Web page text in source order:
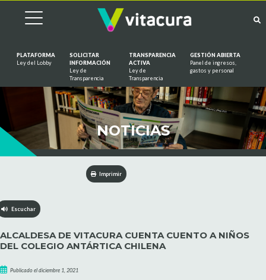
PLATAFORMA
Ley del Lobby
SOLICITAR
INFORMACIÓN
Ley de
Transparencia
TRANSPARENCIA
ACTIVA
Ley de
Transparencia
GESTIÓN ABIERTA
Panel de ingresos,
gastos y personal
NOTICIAS
Imprimir
Escuchar
ALCALDESA DE VITACURA CUENTA CUENTO A NIÑOS
DEL COLEGIO ANTÁRTICA CHILENA
Publicado el diciembre 1, 2021